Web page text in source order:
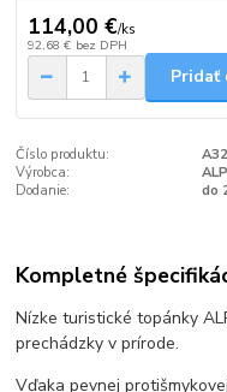
114,00 €/ks
92,68 € bez DPH
Pridať
Číslo produktu:
Výrobca:
Dodanie:
do
Kompletné
Nízke turistické topánky
prechádzky v prírode.
Vďaka pevnej